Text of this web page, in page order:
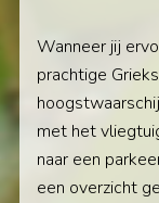
Wanneer jij
prachtige
met het
naar een
een overzicht